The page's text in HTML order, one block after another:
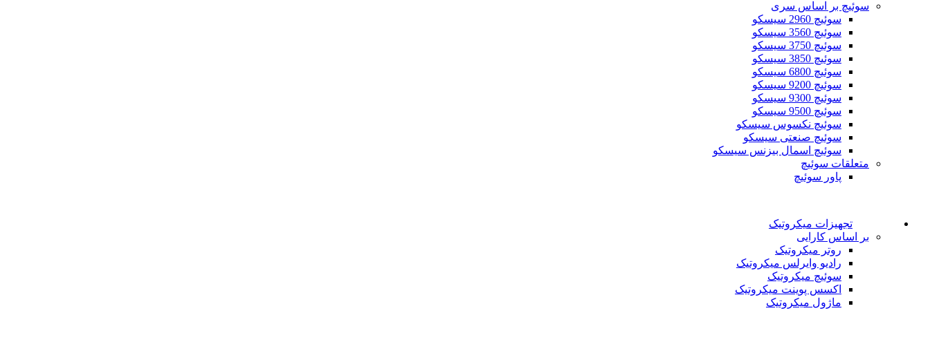
سوئیچ بر اساس سری
سوئیچ 2960 سیسکو
سوئیچ 3560 سیسکو
سوئیچ 3750 سیسکو
سوئیچ 3850 سیسکو
سوئیچ 6800 سیسکو
سوئیچ 9200 سیسکو
سوئیچ 9300 سیسکو
سوئیچ 9500 سیسکو
سوئیچ نکسوس سیسکو
سوئیچ صنعتی سیسکو
سوئیچ اسمال بیزنس سیسکو
متعلقات سوئیچ
پاور سوئیچ
تجهیزات میکروتیک
بر اساس کارایی
روتر میکروتیک
رادیو وایرلس میکروتیک
سوئیچ میکروتیک
اکسس پوینت میکروتیک
ماژول میکروتیک